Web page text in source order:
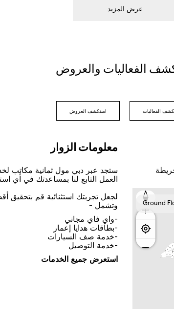
ﻋﺮﺽ اﻟﻤﺰﻳﺪ
اﻟﻔﻌﺎﻟﻴﺎﺕ ﻭاﻟﻌﺮﻭﺽ
اﻟﻔﻌﺎﻟﻴﺎﺕ اﺳﺘﻜﺸﻒ اﻟﻌﺮﻭﺽ
ﻣﻌﻠﻮﻣﺎﺕ اﻟﺰﻭاﺭ
ﺳﺘﺠﺪ ﻋﺒﺮ ﺩﺑﻲ ﻣﻮﻝ ﺛﻤﺎﻧﻴﺔ ﻣﻜﺎﺗﺐ
اﻟﻌﻤﻞ اﻟﺘﺎﺑﻊ ﻟﻨﺎ ﺑﻤﺴﺎﻋﺪﺗﻚ ﻓﻲ ﺃﻱ
ﻟﺠﻌﻞ ﺗﺠﺮﺑﺘﻚ اﺳﺘﺜﻨﺎﺋﻴﺔ ﻗﻢ ﺑﺘﺤﻘﻴﻖ
ﻭﺗﺸﻤﻞ -
-ﻭاﻱ ﻓﺎﻱ ﻣﺠﺎﻧﻲ
-ﺑﻄﺎﻗﺎﺕ ﻫﺪاﻳﺎ ﺇﻋﻤﺎﺭ
-ﺧﺪﻣﺔ ﺻﻒ اﻟﺴﻴﺎﺭاﺕ
-ﺧﺪﻣﺔ اﻟﺘﻮﺻﻴﻞ
اﺳﺘﻌﺮﺽ ﺟﻤﻴﻊ اﻟﺨﺪﻣﺎﺕ